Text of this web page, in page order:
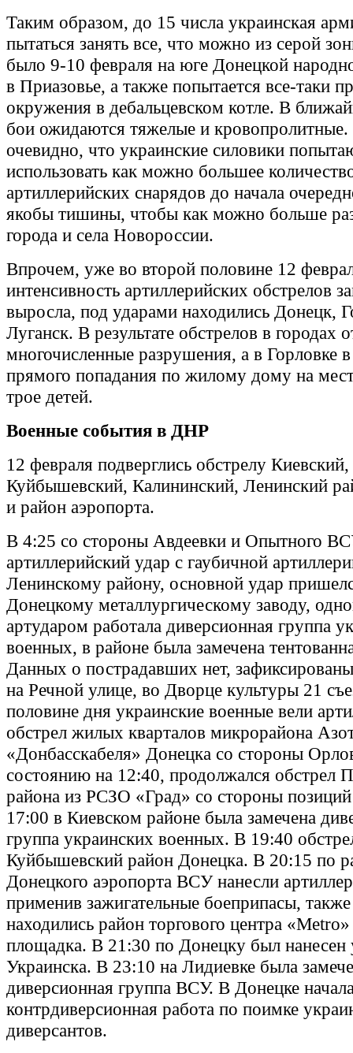
Таким образом, до 15 числа украинская
пытаться занять все, что можно из серой
было 9-10 февраля на юге Донецкой
в Приазовье, а также попытается все-таки
окружения в дебальцевском котле. В
бои ожидаются тяжелые и
очевидно, что украинские силовики
использовать как можно большее
артиллерийских снарядов до начала
якобы тишины, чтобы как можно больше
города и села Новороссии.
Впрочем, уже во второй половине 12
интенсивность артиллерийских обстрелов
выросла, под ударами находились Донецк,
Луганск. В результате обстрелов в городах
многочисленные разрушения, а в Горловке в
прямого попадания по жилому дому на
трое детей.
Военные события в ДНР
12 февраля подверглись обстрелу Киевский,
Куйбышевский, Калининский, Ленинский
и район аэропорта.
В 4:25 со стороны Авдеевки и Опытного
артиллерийский удар с гаубичной
Ленинскому району, основной удар
Донецкому металлургическому заводу,
артударом работала диверсионная группа
военных, в районе была замечена
Данных о пострадавших нет,
на Речной улице, во Дворце культуры 21
половине дня украинские военные вели
обстрел жилых кварталов микрорайона
«Донбасскабеля» Донецка со стороны
состоянию на 12:40, продолжался обстрел
района из РСЗО «Град» со стороны
17:00 в Киевском районе была замечена
группа украинских военных. В 19:40
Куйбышевский район Донецка. В 20:15 по
Донецкого аэропорта ВСУ нанесли
применив зажигательные боеприпасы,
находились район торгового центра
площадка. В 21:30 по Донецку был нанесен
Украинска. В 23:10 на Лидиевке была
диверсионная группа ВСУ. В Донецке
контрдиверсионная работа по поимке
диверсантов.